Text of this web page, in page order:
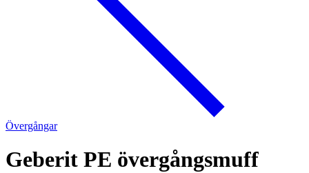
Övergångar
Geberit PE övergångsmuff